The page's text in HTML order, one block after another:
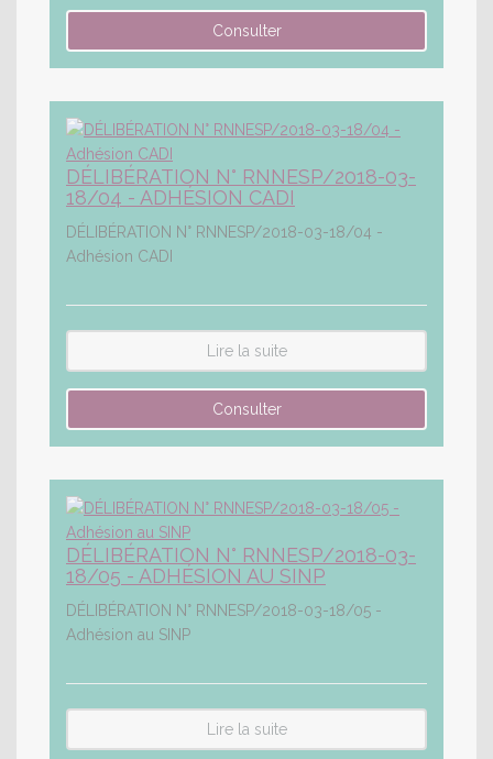
DÉLIBÉRATION N° RNNESP/2018-03-
18/04 - ADHÉSION CADI
DÉLIBÉRATION N° RNNESP/2018-03-18/04 -
Adhésion CADI
Lire la suite
DÉLIBÉRATION N° RNNESP/2018-03-
18/05 - ADHÉSION AU SINP
DÉLIBÉRATION N° RNNESP/2018-03-18/05 -
Adhésion au SINP
Lire la suite